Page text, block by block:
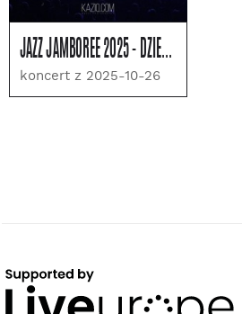
JAZZ JAMBOREE 2025 - DZIEŃ 3
koncert z 2025-10-26